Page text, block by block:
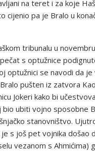
na teret i za koje
cijenio pa je Bralo u
tribunalu u
s optužnice
optužnici se navodi da je
pušten iz zatvora
Jokeri kako bi
bio ubiti vojno sposobne
stanovništvo.
s još pet vojnika došao
vezanom s Ahmićima)